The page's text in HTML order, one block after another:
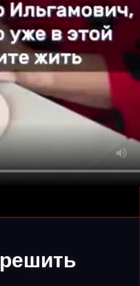
решить